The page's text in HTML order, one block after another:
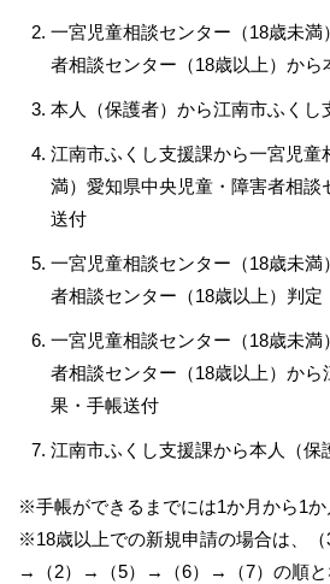
一宮児童相談センター（18歳未
者相談センター（18歳以上）から
本人（保護者）から江南市ふくし
江南市ふくし支援課から一宮児童
満）愛知県中央児童・障害者相談
送付
一宮児童相談センター（18歳未
者相談センター（18歳以上）判定
一宮児童相談センター（18歳未
者相談センター（18歳以上）か
果・手帳送付
江南市ふくし支援課から本人（保
※手帳ができるまでには1か月から1か
※18歳以上での新規申請の場合は、
→（2）→（5）→（6）→（7）の順と